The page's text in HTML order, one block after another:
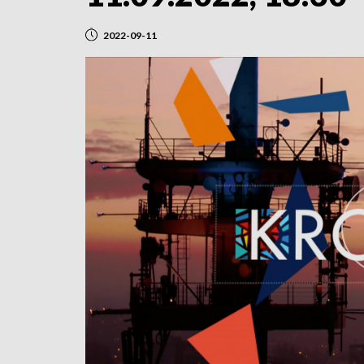
2022-09-11